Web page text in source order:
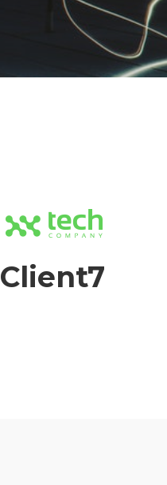
Client7